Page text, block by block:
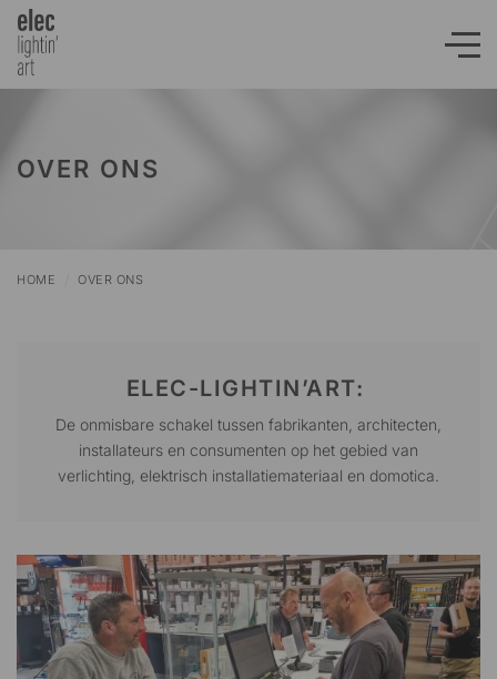
OVER ONS
HOME OVER ONS
ELEC-LIGHTIN’ART:
De onmisbare schakel tussen fabrikanten, architecten,
installateurs en consumenten op het gebied van
verlichting, elektrisch installatiemateriaal en domotica.